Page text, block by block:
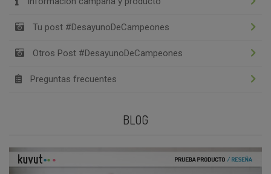
Tu post #DesayunoDeCampeones
Otros Post #DesayunoDeCampeones
Preguntas frecuentes
BLOG